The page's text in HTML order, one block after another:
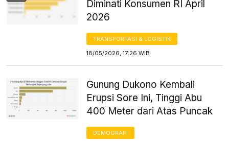
Diminati Konsumen RI April
2026
TRANSPORTASI & LOGISTIK
18/05/2026, 17:26 WIB
Gunung Dukono Kembali
Erupsi Sore Ini, Tinggi Abu
400 Meter dari Atas Puncak
DEMOGRAFI